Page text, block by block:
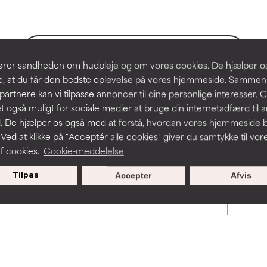
sandheden om hudpleje og om vores cookies. De hjælper
at du får den bedste oplevelse på vores hjemmeside.
kan vi tilpasse annoncer til dine personlige interesser.
også muligt for sociale medier at bruge din internetadfærd til
De hjælper os også med at forstå, hvordan vores hjemmeside
at klikke på "Acceptér alle cookies" giver du samtykke til
cookies. Cookie-meddelelse
Tilpas Afvis
Accepter
to assess ingredients in this dictionary. Regulations
men kan have kosmetiske, stabilitetsmæssige eller
anvendelighed.
irritation. Risikoen øges, når det kombineres med andre
men kan have kosmetiske, stabilitetsmæssige eller
anvendelighed.
irritation. Risikoen øges, når det kombineres med andre